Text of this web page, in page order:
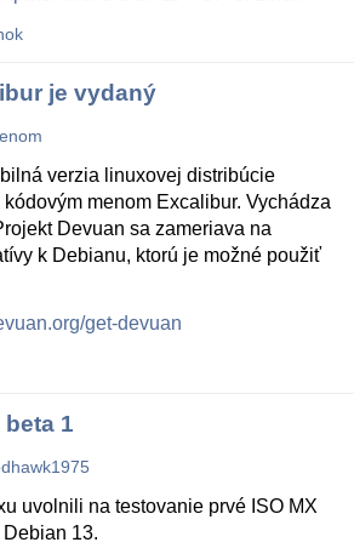
je vydaný
verzia linuxovej distribúcie
menom Excalibur. Vychádza
Devuan sa zameriava na
k Debianu, ktorú je možné použiť
get-devuan
beta 1
uvolnili na testovanie prvé ISO MX
Debian 13.